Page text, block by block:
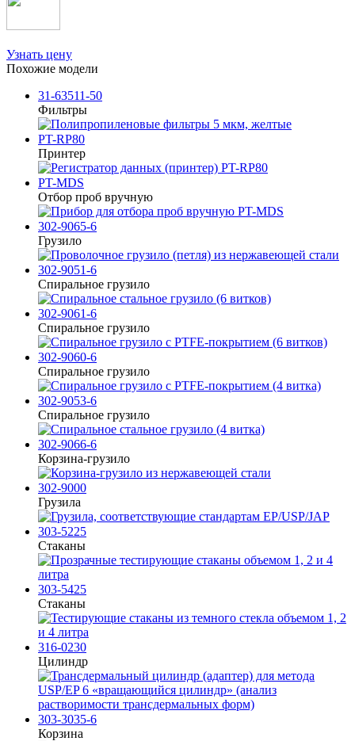
Узнать цену
Похожие модели
31-63511-50
Фильтры
PT-RP80
Принтер
PT-MDS
Отбор проб вручную
302-9065-6
Грузило
302-9051-6
Спиральное грузило
302-9061-6
Спиральное грузило
302-9060-6
Спиральное грузило
302-9053-6
Спиральное грузило
302-9066-6
Корзина-грузило
302-9000
Грузила
303-5225
Стаканы
303-5425
Стаканы
316-0230
Цилиндр
303-3035-6
Корзина